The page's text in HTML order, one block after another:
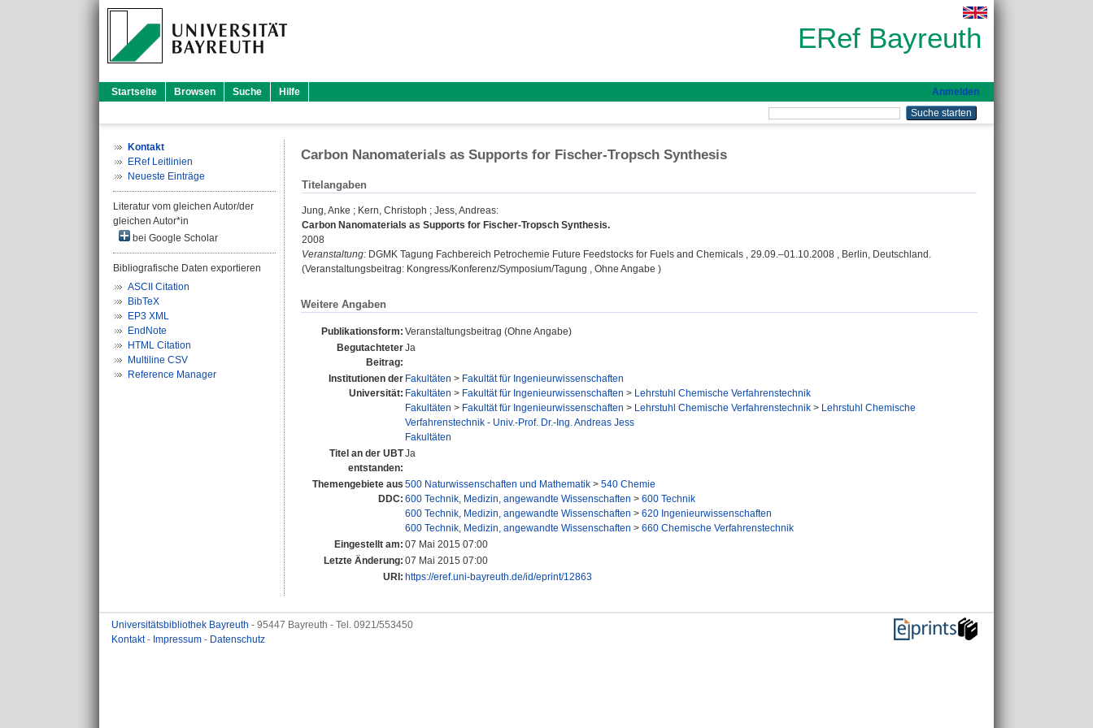
ERef Bayreuth
Startseite Browsen Suche Hilfe Anmelden
Kontakt
ERef Leitlinien
Neueste Einträge
Literatur vom gleichen Autor/der
gleichen Autor*in
bei Google Scholar
Bibliografische Daten exportieren
ASCII Citation
BibTeX
EP3 XML
EndNote
HTML Citation
Multiline CSV
Reference Manager
Carbon Nanomaterials as Supports for Fischer-Tropsch Synthesis
Titelangaben
Jung, Anke ; Kern, Christoph ; Jess, Andreas:
Carbon Nanomaterials as Supports for Fischer-Tropsch Synthesis.
2008
Veranstaltung: DGMK Tagung Fachbereich Petrochemie Future Feedstocks for Fuels and Chemicals , 29.09.–01.10.2008 , Berlin, Deutschland.
(Veranstaltungsbeitrag: Kongress/Konferenz/Symposium/Tagung , Ohne Angabe )
Weitere Angaben
Publikationsform: Veranstaltungsbeitrag (Ohne Angabe)
Begutachteter
Beitrag:
Ja
Institutionen der
Universität:
Fakultäten > Fakultät für Ingenieurwissenschaften
Fakultäten > Fakultät für Ingenieurwissenschaften > Lehrstuhl Chemische Verfahrenstechnik
Fakultäten > Fakultät für Ingenieurwissenschaften > Lehrstuhl Chemische Verfahrenstechnik > Lehrstuhl Chemische
Verfahrenstechnik - Univ.-Prof. Dr.-Ing. Andreas Jess
Fakultäten
Titel an der UBT
entstanden:
Ja
Themengebiete aus
DDC:
500 Naturwissenschaften und Mathematik > 540 Chemie
600 Technik, Medizin, angewandte Wissenschaften > 600 Technik
600 Technik, Medizin, angewandte Wissenschaften > 620 Ingenieurwissenschaften
600 Technik, Medizin, angewandte Wissenschaften > 660 Chemische Verfahrenstechnik
Eingestellt am: 07 Mai 2015 07:00
Letzte Änderung: 07 Mai 2015 07:00
URI: https://eref.uni-bayreuth.de/id/eprint/12863
Universitätsbibliothek Bayreuth - 95447 Bayreuth - Tel. 0921/553450
Kontakt- Impressum - Datenschutz